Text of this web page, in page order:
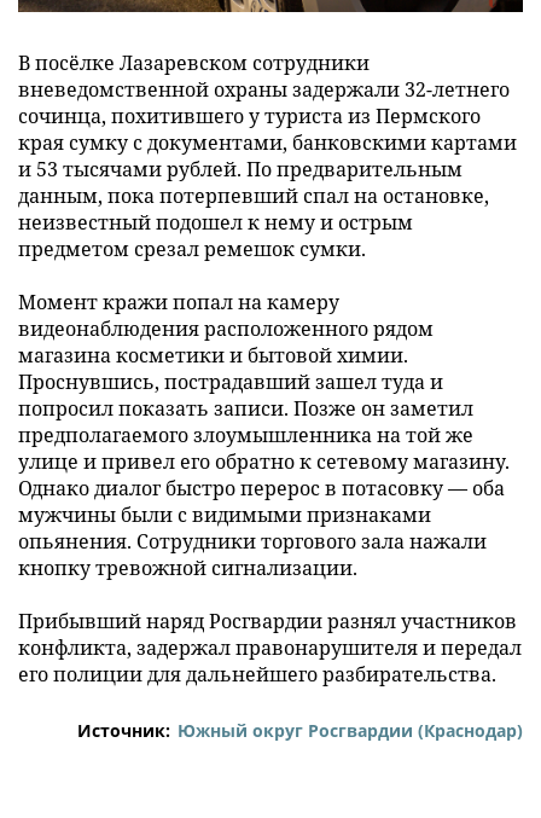
В посёлке Лазаревском сотрудники
вневедомственной охраны задержали 32-летнего
сочинца, похитившего у туриста из Пермского
края сумку с документами, банковскими картами
и 53 тысячами рублей. По предварительным
данным, пока потерпевший спал на остановке,
неизвестный подошел к нему и острым
предметом срезал ремешок сумки.
Момент кражи попал на камеру
видеонаблюдения расположенного рядом
магазина косметики и бытовой химии.
Проснувшись, пострадавший зашел туда и
попросил показать записи. Позже он заметил
предполагаемого злоумышленника на той же
улице и привел его обратно к сетевому магазину.
Однако диалог быстро перерос в потасовку — оба
мужчины были с видимыми признаками
опьянения. Сотрудники торгового зала нажали
кнопку тревожной сигнализации.
Прибывший наряд Росгвардии разнял участников
конфликта, задержал правонарушителя и передал
его полиции для дальнейшего разбирательства.
Источник: Южный округ Росгвардии (Краснодар)